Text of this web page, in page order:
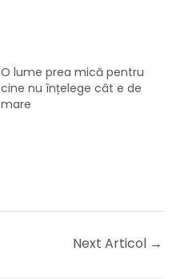
O lume prea mică pentru
cine nu înțelege cât e de
mare
Next Articol →